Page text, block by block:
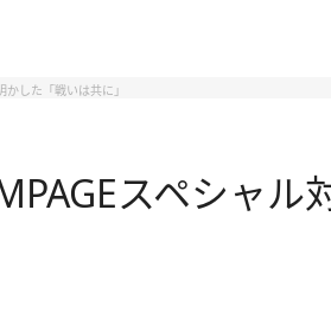
かした「戦いは共に」
スペシャ